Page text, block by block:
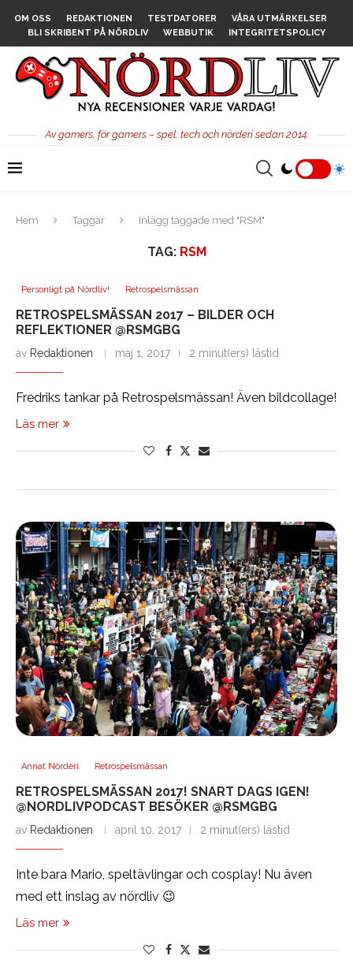
OM OSS REDAKTIONEN TESTDATORER
VÅRA UTMÄRKELSER
BLI SKRIBENT PÅ NÖRDLIV
WEBBUTIK INTEGRITETSPOLICY
Av gamers, för gamers – spel, tech och nörderi sedan 2014.
Hem Taggar Inlägg taggade med "RSM"
TAG: RSM
Personligt på Nördliv! Retrospelsmässan
RETROSPELSMÄSSAN 2017 – BILDER OCH
REFLEKTIONER @RSMGBG
av Redaktionen maj 1, 2017 2 minut(ers) lästid
Fredriks tankar på Retrospelsmässan! Även bildcollage!
Läs mer
Annat Nörderi Retrospelsmässan
RETROSPELSMÄSSAN 2017! SNART DAGS IGEN!
@NORDLIVPODCAST BESÖKER @RSMGBG
av Redaktionen april 10, 2017 2 minut(ers) lästid
Inte bara Mario, speltävlingar och cosplay! Nu även
med ett inslag av nördliv 😉
Läs mer